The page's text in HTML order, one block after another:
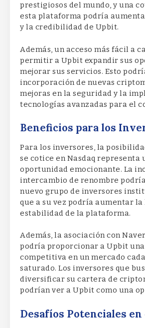
prestigiosos del mundo, y una
esta plataforma podría
y la credibilidad de Upbit.
Además, un acceso más fácil a
permitir a Upbit expandir sus
mejorar sus servicios. Esto
incorporación de nuevas
mejoras en la seguridad y la
tecnologías avanzadas para el
Beneficios para los
Para los inversores, la
se cotice en Nasdaq representa
oportunidad emocionante. La
intercambio de renombre
nuevo grupo de inversores
que a su vez podría aumentar
estabilidad de la plataforma.
Además, la asociación con
podría proporcionar a Upbit
competitiva en un mercado
saturado. Los inversores que
diversificar su cartera de
podrían ver a Upbit como una
Desafíos Potenciales en